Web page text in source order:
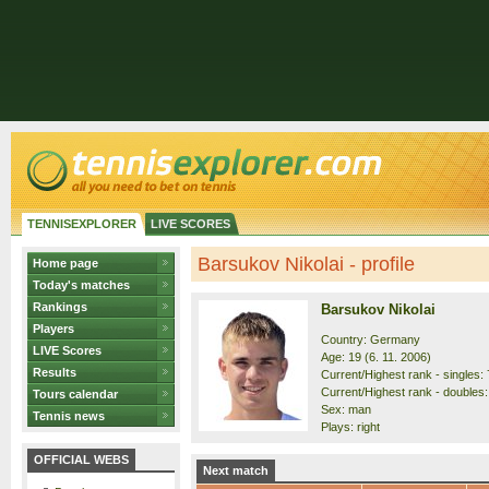
TENNISEXPLORER LIVE SCORES
Home page
Today's matches
Rankings
Players
LIVE Scores
Results
Tours calendar
Tennis news
OFFICIAL WEBS
Barsukov Nikolai - profile
Barsukov Nikolai
Country: Germany
Age: 19 (6. 11. 2006)
Current/Highest rank - singles:
Current/Highest rank -
Sex: man
Plays: right
Next match